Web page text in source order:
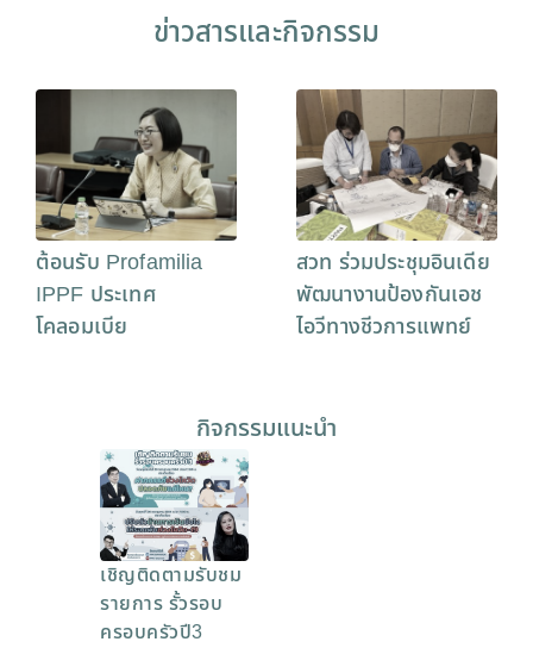
ข่าวสารและกิจกรรม
ต้อนรับ Profamilia
IPPF ประเทศ
โคลอมเบีย
สวท ร่วมประชุมอินเดีย
พัฒนางานป้องกันเอช
ไอวีทางชีวการแพทย์
กิจกรรมแนะนำ
เชิญติดตามรับชม
รายการ รั้วรอบ
ครอบครัวปี3